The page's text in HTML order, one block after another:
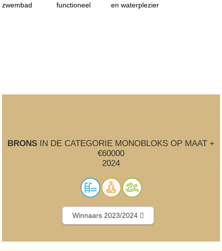
zwembad
functioneel
en waterplezier
BRONSIN DE CATEGORIE MONOBLOKS OP MAAT +
€60000
2024
Winnaars 2023/2024